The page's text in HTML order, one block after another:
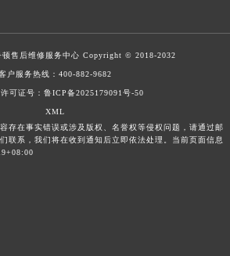
顿售后维修服务中心 Copyright © 2018-2032
户服务热线： 400-882-9682
可证号：鲁ICP备2025179091号-50
XML
存在事实错误或涉及版权、名誉权等侵权问题，请通过邮
联系，我们将在收到通知后立即依法处理。当前页面信息